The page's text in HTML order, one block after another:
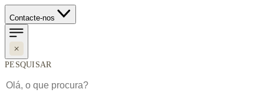
Contacte-nos
PESQUISAR